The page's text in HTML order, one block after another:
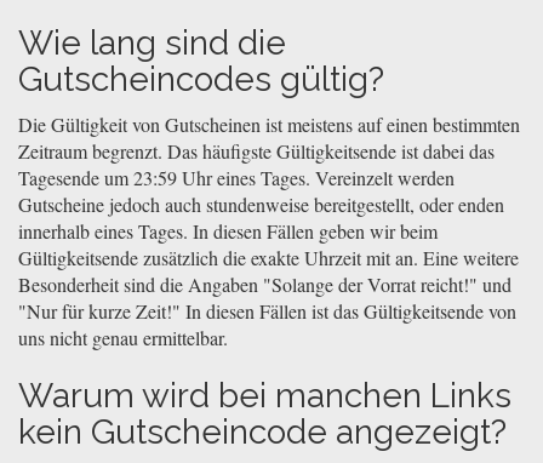
Wie lang sind die
Gutscheincodes gültig?
Die Gültigkeit von Gutscheinen ist meistens auf einen bestimmten
Zeitraum begrenzt. Das häufigste Gültigkeitsende ist dabei das
Tagesende um 23:59 Uhr eines Tages. Vereinzelt werden
Gutscheine jedoch auch stundenweise bereitgestellt, oder enden
innerhalb eines Tages. In diesen Fällen geben wir beim
Gültigkeitsende zusätzlich die exakte Uhrzeit mit an. Eine weitere
Besonderheit sind die Angaben "Solange der Vorrat reicht!" und
"Nur für kurze Zeit!" In diesen Fällen ist das Gültigkeitsende von
uns nicht genau ermittelbar.
Warum wird bei manchen Links
kein Gutscheincode angezeigt?